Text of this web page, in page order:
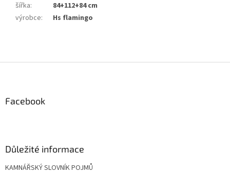
šířka:
84+112+84 cm
výrobce: Hs flamingo
Facebook
Důležité informace
KAMNÁŘSKÝ SLOVNÍK POJMŮ